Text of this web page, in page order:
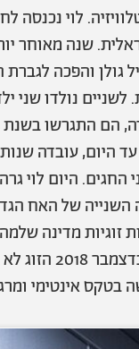
תרבות ופנאי
הפקות אופנה
עיצוב
קריירה
יחסים
משפחה
חופש
מי אנחנו
תנאי שימוש
מדיניות פרטיות
הצהרת נגישות
לקוחות
כתבו לנו
© יובל סיגלר תקשורת בע"מ 2026
Developed and Powered by
שנה מאוחר
גולן והפכה
נולדו שני
היום, עובדה
החגים. היום לוי
השנייה של האח
זוגיות מדינה
נישואים מרגשת,
בטקס אינטימי